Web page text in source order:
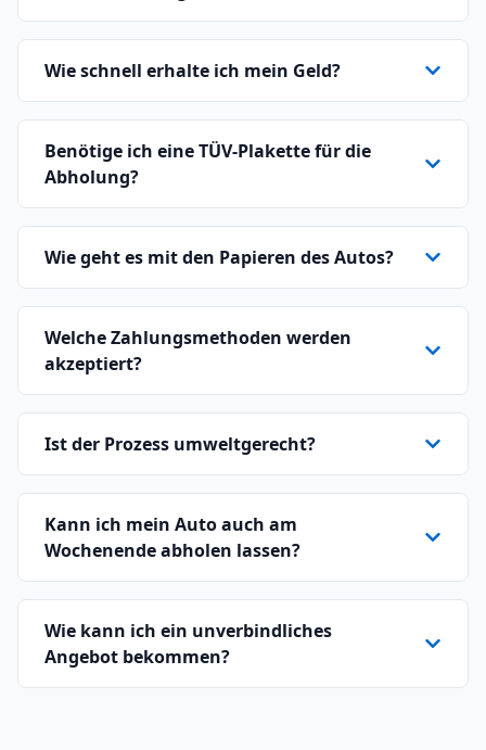
Wie schnell erhalte ich mein Geld?
Benötige ich eine TÜV-Plakette für die
Abholung?
Wie geht es mit den Papieren des Autos?
Welche Zahlungsmethoden werden
akzeptiert?
Ist der Prozess umweltgerecht?
Kann ich mein Auto auch am
Wochenende abholen lassen?
Wie kann ich ein unverbindliches
Angebot bekommen?